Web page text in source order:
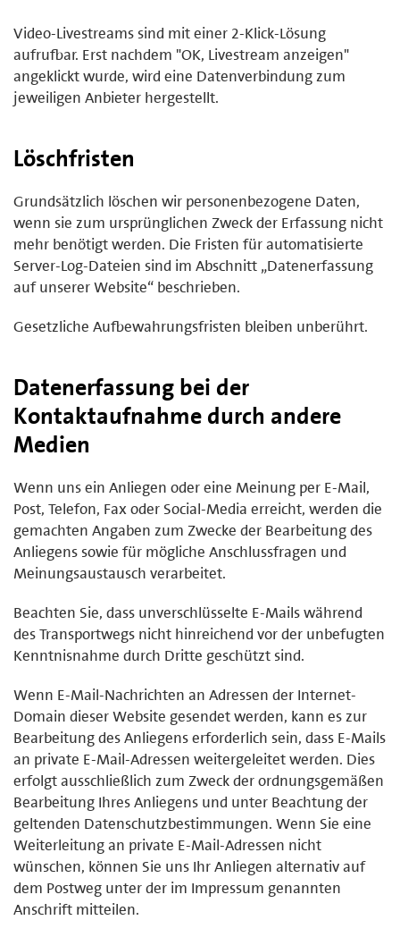
Video-Livestreams sind mit einer 2-Klick-Lösung
aufrufbar. Erst nachdem "OK, Livestream anzeigen"
angeklickt wurde, wird eine Datenverbindung zum
jeweiligen Anbieter hergestellt.
Löschfristen
Grundsätzlich löschen wir personenbezogene Daten,
wenn sie zum ursprünglichen Zweck der Erfassung nicht
mehr benötigt werden. Die Fristen für automatisierte
Server-Log-Dateien sind im Abschnitt „Datenerfassung
auf unserer Website“ beschrieben.
Gesetzliche Aufbewahrungsfristen bleiben unberührt.
Datenerfassung bei der
Kontaktaufnahme durch andere
Medien
Wenn uns ein Anliegen oder eine Meinung per E-Mail,
Post, Telefon, Fax oder Social-Media erreicht, werden die
gemachten Angaben zum Zwecke der Bearbeitung des
Anliegens sowie für mögliche Anschlussfragen und
Meinungsaustausch verarbeitet.
Beachten Sie, dass unverschlüsselte E-Mails während
des Transportwegs nicht hinreichend vor der unbefugten
Kenntnisnahme durch Dritte geschützt sind.
Wenn E-Mail-Nachrichten an Adressen der Internet-
Domain dieser Website gesendet werden, kann es zur
Bearbeitung des Anliegens erforderlich sein, dass E-Mails
an private E-Mail-Adressen weitergeleitet werden. Dies
erfolgt ausschließlich zum Zweck der ordnungsgemäßen
Bearbeitung Ihres Anliegens und unter Beachtung der
geltenden Datenschutzbestimmungen. Wenn Sie eine
Weiterleitung an private E-Mail-Adressen nicht
wünschen, können Sie uns Ihr Anliegen alternativ auf
dem Postweg unter der im Impressum genannten
Anschrift mitteilen.